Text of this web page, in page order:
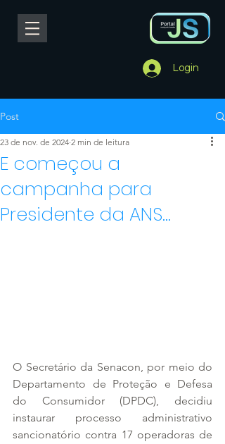
Login
Post
E começou a
campanha para
Presidente da ANS...
23 de nov. de 2024 2 min de leitura
O Secretário da Senacon, por meio do
Departamento de Proteção e Defesa
do Consumidor (DPDC), decidiu
instaurar processo administrativo
sancionatório contra 17 operadoras de